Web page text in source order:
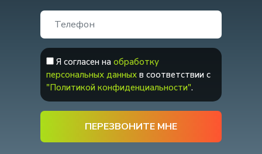
Я согласен на обработку
персональных данных в соответствии с
"Политикой конфиденциальности".